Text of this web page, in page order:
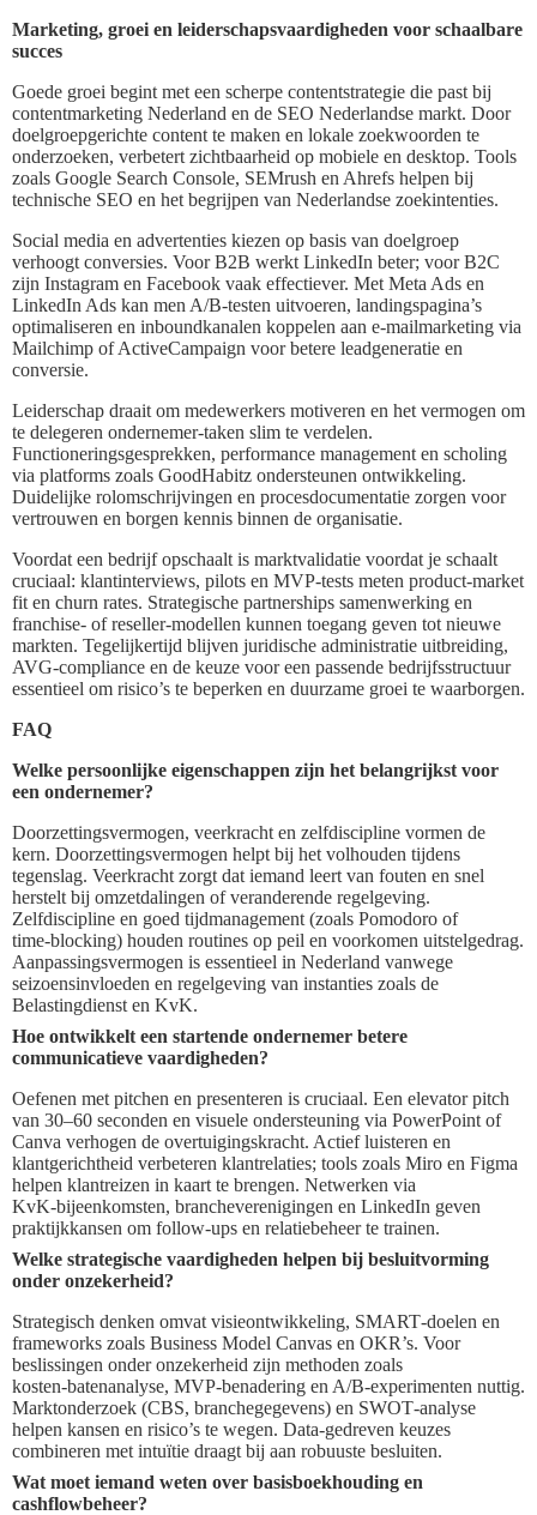
Marketing, groei en leiderschapsvaardigheden voor schaalbare
succes
Goede groei begint met een scherpe contentstrategie die past bij
contentmarketing Nederland en de SEO Nederlandse markt. Door
doelgroepgerichte content te maken en lokale zoekwoorden te
onderzoeken, verbetert zichtbaarheid op mobiele en desktop. Tools
zoals Google Search Console, SEMrush en Ahrefs helpen bij
technische SEO en het begrijpen van Nederlandse zoekintenties.
Social media en advertenties kiezen op basis van doelgroep
verhoogt conversies. Voor B2B werkt LinkedIn beter; voor B2C
zijn Instagram en Facebook vaak effectiever. Met Meta Ads en
LinkedIn Ads kan men A/B-testen uitvoeren, landingspagina’s
optimaliseren en inboundkanalen koppelen aan e-mailmarketing via
Mailchimp of ActiveCampaign voor betere leadgeneratie en
conversie.
Leiderschap draait om medewerkers motiveren en het vermogen om
te delegeren ondernemer-taken slim te verdelen.
Functioneringsgesprekken, performance management en scholing
via platforms zoals GoodHabitz ondersteunen ontwikkeling.
Duidelijke rolomschrijvingen en procesdocumentatie zorgen voor
vertrouwen en borgen kennis binnen de organisatie.
Voordat een bedrijf opschaalt is marktvalidatie voordat je schaalt
cruciaal: klantinterviews, pilots en MVP-tests meten product-market
fit en churn rates. Strategische partnerships samenwerking en
franchise- of reseller-modellen kunnen toegang geven tot nieuwe
markten. Tegelijkertijd blijven juridische administratie uitbreiding,
AVG-compliance en de keuze voor een passende bedrijfsstructuur
essentieel om risico’s te beperken en duurzame groei te waarborgen.
FAQ
Welke persoonlijke eigenschappen zijn het belangrijkst voor
een ondernemer?
Doorzettingsvermogen, veerkracht en zelfdiscipline vormen de
kern. Doorzettingsvermogen helpt bij het volhouden tijdens
tegenslag. Veerkracht zorgt dat iemand leert van fouten en snel
herstelt bij omzetdalingen of veranderende regelgeving.
Zelfdiscipline en goed tijdmanagement (zoals Pomodoro of
time‑blocking) houden routines op peil en voorkomen uitstelgedrag.
Aanpassingsvermogen is essentieel in Nederland vanwege
seizoensinvloeden en regelgeving van instanties zoals de
Belastingdienst en KvK.
Hoe ontwikkelt een startende ondernemer betere
communicatieve vaardigheden?
Oefenen met pitchen en presenteren is cruciaal. Een elevator pitch
van 30–60 seconden en visuele ondersteuning via PowerPoint of
Canva verhogen de overtuigingskracht. Actief luisteren en
klantgerichtheid verbeteren klantrelaties; tools zoals Miro en Figma
helpen klantreizen in kaart te brengen. Netwerken via
KvK‑bijeenkomsten, brancheverenigingen en LinkedIn geven
praktijkkansen om follow‑ups en relatiebeheer te trainen.
Welke strategische vaardigheden helpen bij besluitvorming
onder onzekerheid?
Strategisch denken omvat visieontwikkeling, SMART‑doelen en
frameworks zoals Business Model Canvas en OKR’s. Voor
beslissingen onder onzekerheid zijn methoden zoals
kosten‑batenanalyse, MVP‑benadering en A/B‑experimenten nuttig.
Marktonderzoek (CBS, branchegegevens) en SWOT‑analyse
helpen kansen en risico’s te wegen. Data‑gedreven keuzes
combineren met intuïtie draagt bij aan robuuste besluiten.
Wat moet iemand weten over basisboekhouding en
cashflowbeheer?